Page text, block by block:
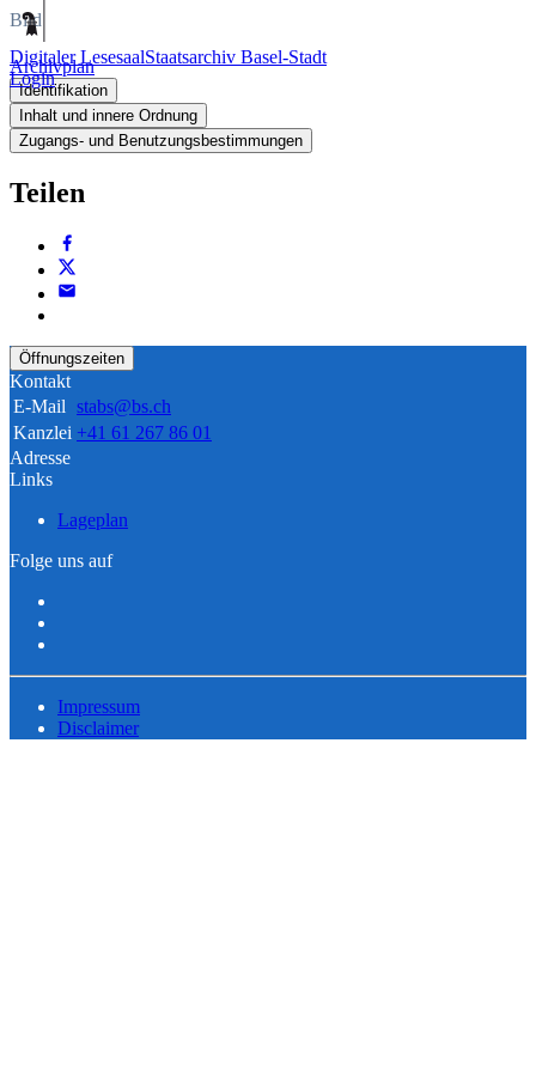
Digitaler LesesaalStaatsarchiv Basel-Stadt
Login
Bild
Archivplan
Identifikation
Inhalt und innere Ordnung
Zugangs- und Benutzungsbestimmungen
Teilen
Öffnungszeiten
Kontakt
E-Mail stabs@bs.ch
Kanzlei +41 61 267 86 01
Adresse
Links
Lageplan
Folge uns auf
Impressum
Disclaimer